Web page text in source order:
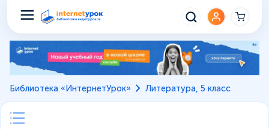
Библиотека «ИнтернетУрок» Литература, 5 класс